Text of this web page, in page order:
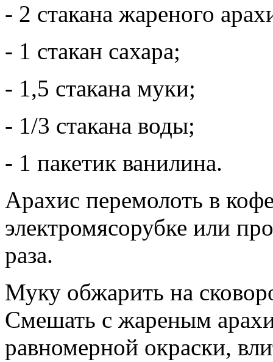
- 2 стакана жареного
- 1 стакан сахара;
- 1,5 стакана муки;
- 1/3 стакана воды;
- 1 пакетик ванилина.
Арахис перемолоть в
электромясорубке или
раза.
Муку обжарить на
Смешать с жареным
равномерной окраски,